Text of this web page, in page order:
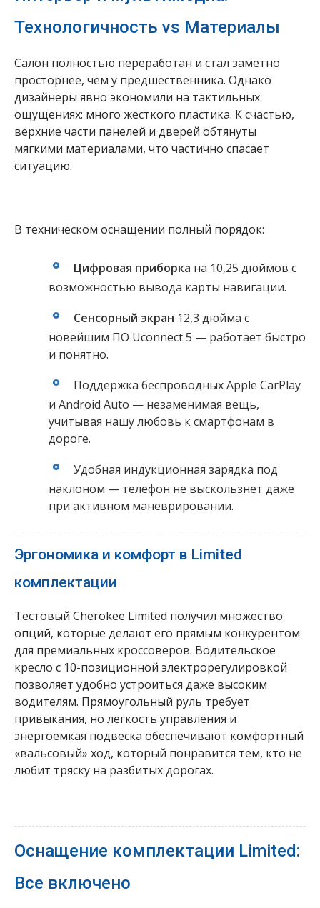
Технологичность vs Материалы
Салон полностью переработан и стал заметно
просторнее, чем у предшественника. Однако
дизайнеры явно экономили на тактильных
ощущениях: много жесткого пластика. К счастью,
верхние части панелей и дверей обтянуты
мягкими материалами, что частично спасает
ситуацию.
В техническом оснащении полный порядок:
Цифровая приборка на 10,25 дюймов с
возможностью вывода карты навигации.
Сенсорный экран 12,3 дюйма с
новейшим ПО Uconnect 5 — работает быстро
и понятно.
Поддержка беспроводных Apple CarPlay
и Android Auto — незаменимая вещь,
учитывая нашу любовь к смартфонам в
дороге.
Удобная индукционная зарядка под
наклоном — телефон не выскользнет даже
при активном маневрировании.
Эргономика и комфорт в Limited
комплектации
Тестовый Cherokee Limited получил множество
опций, которые делают его прямым конкурентом
для премиальных кроссоверов. Водительское
кресло с 10-позиционной электрорегулировкой
позволяет удобно устроиться даже высоким
водителям. Прямоугольный руль требует
привыкания, но легкость управления и
энергоемкая подвеска обеспечивают комфортный
«вальсовый» ход, который понравится тем, кто не
любит тряску на разбитых дорогах.
Оснащение комплектации Limited:
Все включено